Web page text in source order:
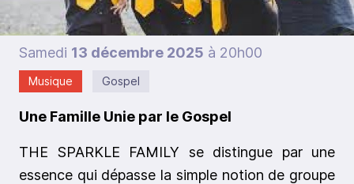
Samedi 13 décembre 2025 à 20h00
Musique Gospel
Une Famille Unie par le Gospel
THE SPARKLE FAMILY se distingue par une
essence qui dépasse la simple notion de groupe